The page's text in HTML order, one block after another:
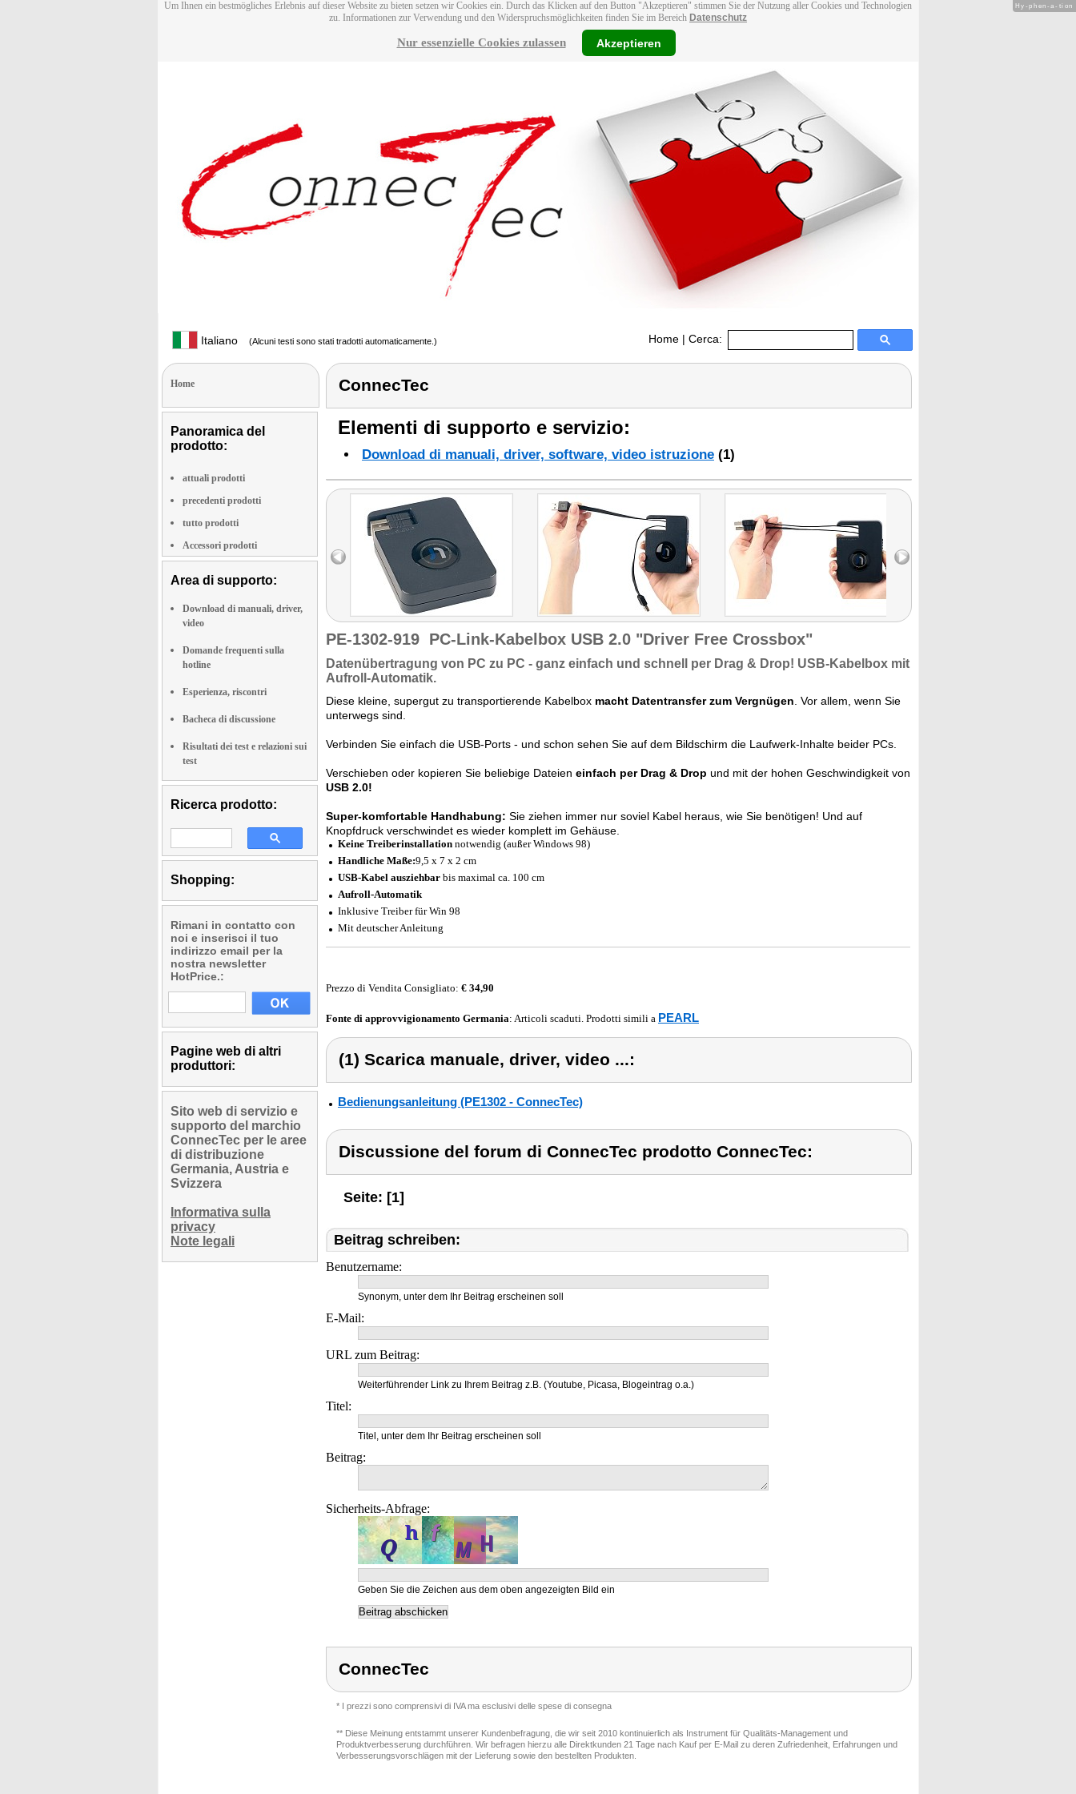
Um Ihnen ein bestmögliches Erlebnis auf dieser Website zu bieten setzen wir Cookies ein. Durch das Klicken auf den Button "Akzeptieren" stimmen Sie der Nutzung aller Cookies und Technologien
zu. Informationen zur Verwendung und den Widerspruchsmöglichkeiten finden Sie im Bereich Datenschutz
Nur essenzielle Cookies zulassen Akzeptieren
Italiano (Alcuni testi sono stati tradotti automaticamente.) Home | Cerca:
Home
Panoramica del
prodotto:
attuali prodotti
precedenti prodotti
tutto prodotti
Accessori prodotti
Area di supporto:
Download di manuali, driver,
video
Domande frequenti sulla
hotline
Esperienza, riscontri
Bacheca di discussione
Risultati dei test e relazioni sui
test
Ricerca prodotto:
Shopping:
Rimani in contatto con
noi e inserisci il tuo
indirizzo email per la
nostra newsletter
HotPrice.:
Pagine web di altri
produttori:
Sito web di servizio e
supporto del marchio
ConnecTec per le aree
di distribuzione
Germania, Austria e
Svizzera
Informativa sulla
privacy
Note legali
ConnecTec
Elementi di supporto e servizio:
Download di manuali, driver, software, video istruzione (1)
PE-1302-919 PC-Link-Kabelbox USB 2.0 "Driver Free Crossbox"
Datenübertragung von PC zu PC - ganz einfach und schnell per Drag & Drop! USB-Kabelbox mit
Aufroll-Automatik.
Diese kleine, supergut zu transportierende Kabelbox macht Datentransfer zum Vergnügen . Vor allem, wenn Sie
unterwegs sind.
Verbinden Sie einfach die USB-Ports - und schon sehen Sie auf dem Bildschirm die Laufwerk-Inhalte beider PCs.
Verschieben oder kopieren Sie beliebige Dateien einfach per Drag & Drop und mit der hohen Geschwindigkeit von
USB 2.0!
Super-komfortable Handhabung: Sie ziehen immer nur soviel Kabel heraus, wie Sie benötigen! Und auf
Knopfdruck verschwindet es wieder komplett im Gehäuse.
Keine Treiberinstallation notwendig (außer Windows 98)
Handliche Maße:9,5 x 7 x 2 cm
USB-Kabel ausziehbar bis maximal ca. 100 cm
Aufroll-Automatik
Inklusive Treiber für Win 98
Mit deutscher Anleitung
Prezzo di Vendita Consigliato: € 34,90
Fonte di approvvigionamento Germania: Articoli scaduti. Prodotti simili a PEARL
(1) Scarica manuale, driver, video ...:
Bedienungsanleitung (PE1302 - ConnecTec)
Discussione del forum di ConnecTec prodotto ConnecTec:
Seite: [1]
Beitrag schreiben:
Benutzername:
Synonym, unter dem Ihr Beitrag erscheinen soll
E-Mail:
URL zum Beitrag:
Weiterführender Link zu Ihrem Beitrag z.B. (Youtube, Picasa, Blogeintrag o.a.)
Titel:
Titel, unter dem Ihr Beitrag erscheinen soll
Beitrag:
Sicherheits-Abfrage:
Geben Sie die Zeichen aus dem oben angezeigten Bild ein
ConnecTec
* I prezzi sono comprensivi di IVA ma esclusivi delle spese di consegna
** Diese Meinung entstammt unserer Kundenbefragung, die wir seit 2010 kontinuierlich als Instrument für Qualitäts-Management und
Produktverbesserung durchführen. Wir befragen hierzu alle Direktkunden 21 Tage nach Kauf per E-Mail zu deren Zufriedenheit, Erfahrungen und
Verbesserungsvorschlägen mit der Lieferung sowie den bestellten Produkten.
Hy-phen-a-tion